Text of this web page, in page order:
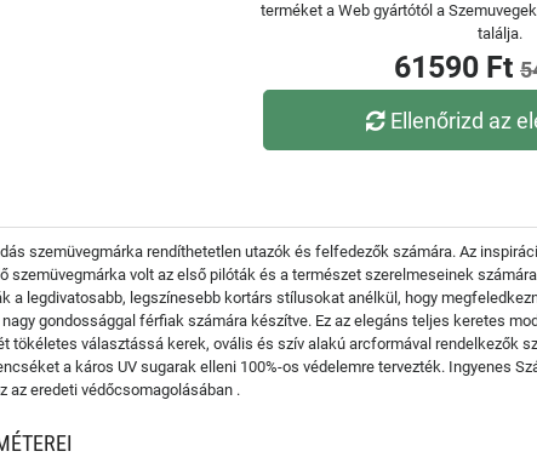
terméket a Web gyártótól a
találja.
61590 Ft
Ellenőrizd az
szemüvegmárka rendíthetetlen utazók és felfedezők számára. Az
szemüvegmárka volt az első pilóták és a természet szerelmeseinek
a legdivatosabb, legszínesebb kortárs stílusokat anélkül, hogy
gondossággal férfiak számára készítve. Ez az elegáns teljes keretes
tökéletes választássá kerek, ovális és szív alakú arcformával rendelkezők
a káros UV sugarak elleni 100%-os védelemre tervezték. Ingyenes
az eredeti védőcsomagolásában .